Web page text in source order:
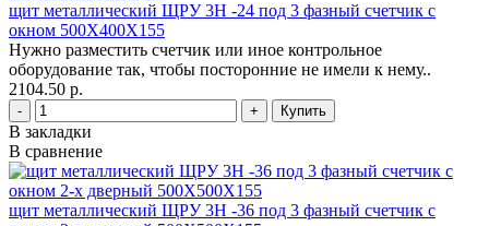
щит металлический ЩРУ 3Н -24 под 3 фазный счетчик с
окном 500Х400Х155
Нужно разместить счетчик или иное контрольное
оборудование так, чтобы посторонние не имели к нему..
2104.50 р.
- +
В закладки
В сравнение
щит металлический ЩРУ 3Н -36 под 3 фазный счетчик с